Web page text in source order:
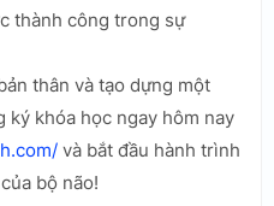
thành công trong sự
thân và tạo dựng một
ký khóa học ngay hôm nay
và bắt đầu hành trình
bộ não!